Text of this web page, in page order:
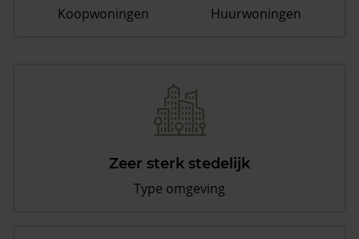
Koopwoningen
Huurwoningen
Zeer sterk stedelijk
Type omgeving